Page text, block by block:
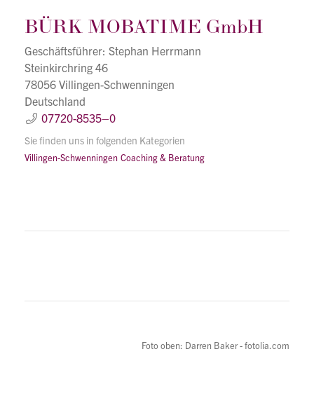
BÜRK MOBATIME GmbH
Geschäftsführer: Stephan Herrmann
Steinkirchring 46
78056 Villingen-Schwenningen
Deutschland
07720-8535–0
Sie finden uns in folgenden Kategorien
Villingen-Schwenningen Coaching & Beratung
Foto oben: Darren Baker - fotolia.com